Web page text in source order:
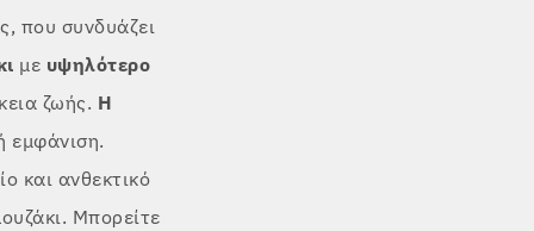
που συνδυάζει
με υψηλότερο
ζωής. Η
εμφάνιση.
και ανθεκτικό
Μπορείτε